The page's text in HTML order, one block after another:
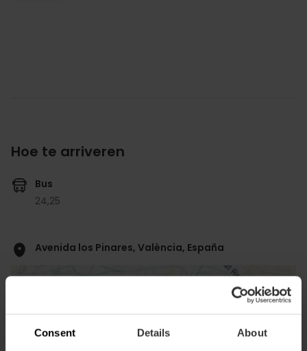
Consent Details About
Hoe te arriveren
Bus
24,25
Avenida los Pinares, València, España